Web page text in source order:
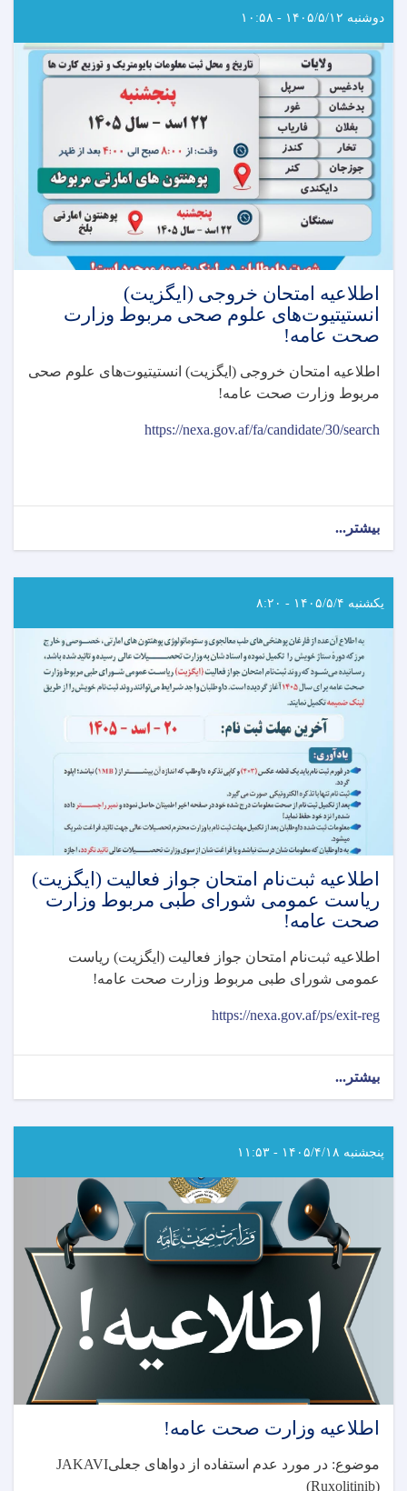
دوشنبه ۱۴۰۵/۵/۱۲ - ۱۰:۵۸
اطلاعیه امتحان خروجی (ایگزیت)
انستیتیوت‌های علوم صحی مربوط وزارت
صحت عامه!
اطلاعیه امتحان خروجی (ایگزیت) انستیتیوت‌های علوم صحی
مربوط وزارت صحت عامه!
https://nexa.gov.af/fa/candidate/30/search
بیشتر...
خروجی
(ایگزیت)
علوم
صحی
مربوط
وزارت
صحت
عامه!
یکشنبه ۱۴۰۵/۵/۴ - ۸:۲۰
اطلاعیه ثبت‌نام امتحان جواز فعالیت (ایگزیت)
رياست عمومی شورای طبی مربوط وزارت
صحت عامه!
اطلاعیه ثبت‌نام امتحان جواز فعالیت (ایگزیت) رياست
عمومی شورای طبی مربوط وزارت صحت عامه!
https://nexa.gov.af/ps/exit-reg
بیشتر...
امتحان
جواز
(ایگزیت)
رياست
عمومی
شورای
طبی
وزارت
صحت
عامه!
پنجشنبه ۱۴۰۵/۴/۱۸ - ۱۱:۵۳
اطلاعیه وزارت صحت عامه!
موضوع: در مورد عدم استفاده از دواهای جعلیJAKAVI
(Ruxolitinib)